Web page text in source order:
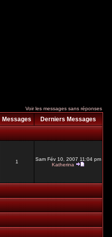
Voir les messages sans réponses
Messages
Derniers Messages
1
Sam Fév 10, 2007 11:04 pm
Katherina